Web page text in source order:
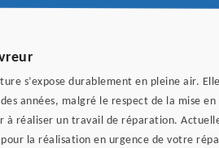
s’expose durablement en pleine air.
années, malgré le respect de la mise
à réaliser un travail de réparation.
la réalisation en urgence de votre